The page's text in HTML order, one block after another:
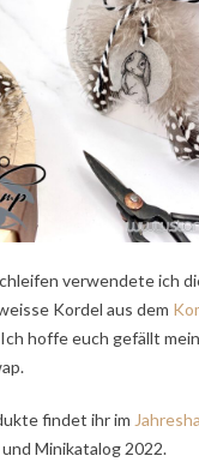
verwendete ich
Kordel aus dem
hoffe euch gefällt
findet ihr im
und Minikatalog 2022.